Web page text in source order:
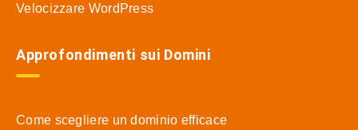
Velocizzare WordPress
Approfondimenti sui Domini
Come scegliere un dominio efficace